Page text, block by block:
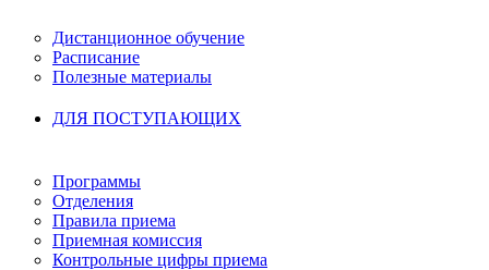
Дистанционное обучение
Расписание
Полезные материалы
ДЛЯ ПОСТУПАЮЩИХ
Программы
Отделения
Правила приема
Приемная комиссия
Контрольные цифры приема